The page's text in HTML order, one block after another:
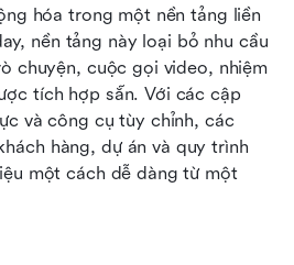
hóa trong một nền tảng liền
nền tảng này loại bỏ nhu cầu
chuyện, cuộc gọi video, nhiệm
tích hợp sẵn. Với các cập
và công cụ tùy chỉnh, các
hàng, dự án và quy trình
một cách dễ dàng từ một